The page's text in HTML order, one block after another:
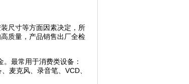
尺寸等方面因素决定，所
质量，产品销售出厂全检
最常用于消费类设备：
麦克风、录音笔、VCD、